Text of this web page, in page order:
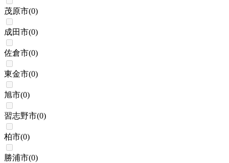
茂原市(0)
成田市(0)
佐倉市(0)
東金市(0)
旭市(0)
習志野市(0)
柏市(0)
勝浦市(0)